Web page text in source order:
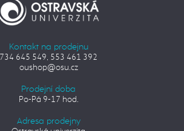
Kontakt na prodejnu
734 645 549, 553 461 392
oushop@osu.cz
Prodejní doba
Po-Pá 9-17 hod.
Adresa prodejny